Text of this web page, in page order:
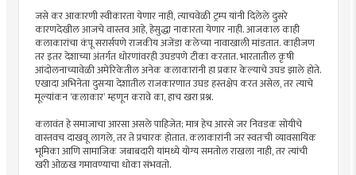
जसे कर आकारणी स्वीकारता येणार नाही, त्याचवेळी ट्रम्प यांनी दिलेले दुसरे
कारणदेखील आजचे वास्तव आहे, हेसुद्धा नाकारता येणार नाही. आजकाल काही
कलाकारांचा कंपू सरार्सपणे राजकीय अजेंडा कलेच्या नावाखाली मांडतात. काहीजण
तर इतर देशाच्या अंतर्गत धोरणांवरही उघडपणे टीका करतात. भारतातील कृषी
आंदोलनाच्यावेळी अमेरिकेतील अनेक कलाकारांनी हा प्रकार केल्याचे उघड झाले होते.
एखादा अभिनेता दुसर्‍या देशातील राजकारणात उघड हस्तक्षेप करत असेल, तर त्याचे
मूल्यांकन ‘कलाकार’ म्हणून करावे का, हाच खरा प्रश्न.
कलावंत हे समाजाचा आरसा असले पाहिजेत; मात्र हेच आरसे जर निवडक सोयीचे
वास्तवच दाखवू लागले, तर ते प्रचारक होतात. कलाकारांनी जर स्वतःची व्यावसायिक
भूमिका आणि सामाजिक जबाबदारी यांमध्ये योग्य समतोल राखला नाही, तर त्यांची
खरी ओळख गमावण्याचा धोका संभवतो.